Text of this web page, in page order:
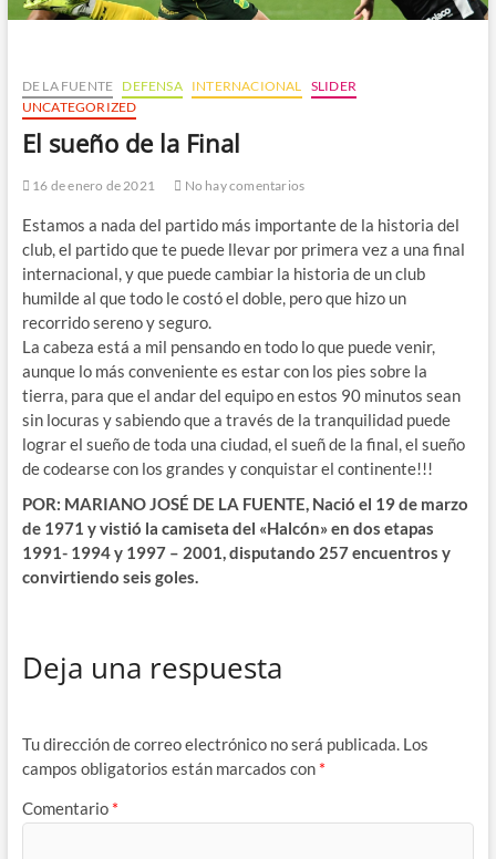
DE LA FUENTE DEFENSA INTERNACIONAL SLIDER
UNCATEGORIZED
El sueño de la Final
16 de enero de 2021 No hay comentarios
Estamos a nada del partido más importante de la historia del
club, el partido que te puede llevar por primera vez a una final
internacional, y que puede cambiar la historia de un club
humilde al que todo le costó el doble, pero que hizo un
recorrido sereno y seguro.
La cabeza está a mil pensando en todo lo que puede venir,
aunque lo más conveniente es estar con los pies sobre la
tierra, para que el andar del equipo en estos 90 minutos sean
sin locuras y sabiendo que a través de la tranquilidad puede
lograr el sueño de toda una ciudad, el sueñ de la final, el sueño
de codearse con los grandes y conquistar el continente!!!
POR: MARIANO JOSÉ DE LA FUENTE, Nació el 19 de marzo
de 1971 y vistió la camiseta del «Halcón» en dos etapas
1991- 1994 y 1997 – 2001, disputando 257 encuentros y
convirtiendo seis goles.
Deja una respuesta
Tu dirección de correo electrónico no será publicada. Los
campos obligatorios están marcados con *
Comentario *